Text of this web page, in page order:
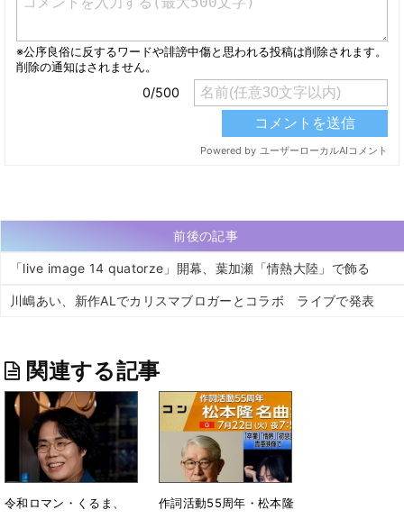
前後の記事
「live image 14 quatorze」開幕、葉加瀬「情熱大陸」で飾る
川嶋あい、新作ALでカリスマブロガーとコラボ ライブで発表
関連する記事
令和ロマン・くるま、
作詞活動55周年・松本隆